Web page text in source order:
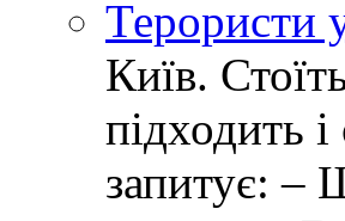
Терористи
Київ.
підходить
запитує: –